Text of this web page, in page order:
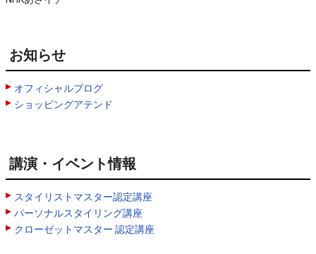
お知らせ
オフィシャルブログ
ショッピングアテンド
講演・イベント情報
スタイリストマスター認定講座
パーソナルスタイリング講座
クローゼットマスター 認定講座